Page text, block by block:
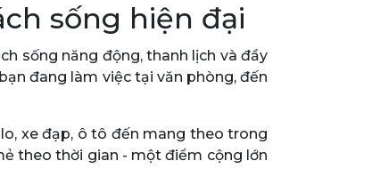
sống hiện đại
sống năng động, thanh lịch và đầy
đang làm việc tại văn phòng, đến
xe đạp, ô tô đến mang theo trong
theo thời gian - một điểm cộng lớn